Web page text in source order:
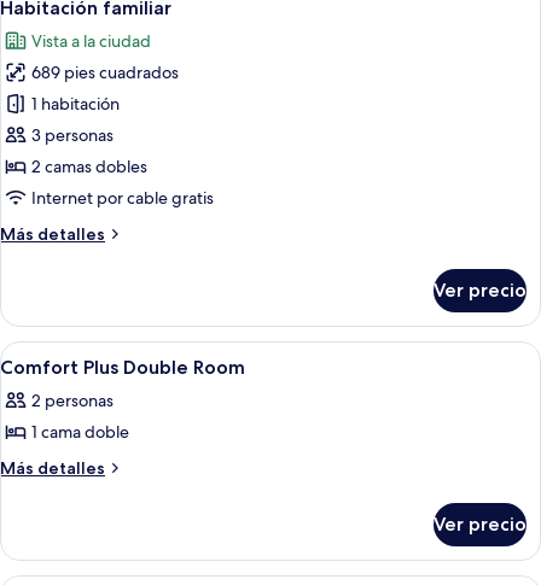
todas
las
fotos
de
Habitación
familiar
Habitación familiar
Vista a la ciudad
689 pies cuadrados
1 habitación
3 personas
2 camas dobles
Internet por cable gratis
Más detalles
Más
familiar
Ver precio
Abrir
todas
las
fotos
de
Double
Room
1 habitación, minibar, caja de
26
Comfort Plus Double Room
2 personas
1 cama doble
Más detalles
Más
Plus
Double
Ver precio